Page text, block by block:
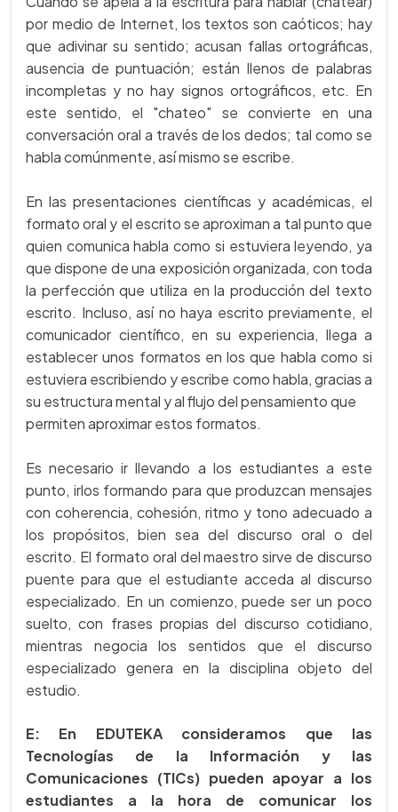
por medio de Internet, los textos son caóticos; hay
que adivinar su sentido; acusan fallas ortográficas,
ausencia de puntuación; están llenos de palabras
incompletas y no hay signos ortográficos, etc. En
este sentido, el "chateo" se convierte en una
conversación oral a través de los dedos; tal como se
habla comúnmente, así mismo se escribe.
En las presentaciones científicas y académicas, el
formato oral y el escrito se aproximan a tal punto que
quien comunica habla como si estuviera leyendo, ya
que dispone de una exposición organizada, con toda
la perfección que utiliza en la producción del texto
escrito. Incluso, así no haya escrito previamente, el
comunicador científico, en su experiencia, llega a
establecer unos formatos en los que habla como si
estuviera escribiendo y escribe como habla, gracias a
su estructura mental y al flujo del pensamiento que
permiten aproximar estos formatos.
Es necesario ir llevando a los estudiantes a este
punto, irlos formando para que produzcan mensajes
con coherencia, cohesión, ritmo y tono adecuado a
los propósitos, bien sea del discurso oral o del
escrito. El formato oral del maestro sirve de discurso
puente para que el estudiante acceda al discurso
especializado. En un comienzo, puede ser un poco
suelto, con frases propias del discurso cotidiano,
mientras negocia los sentidos que el discurso
especializado genera en la disciplina objeto del
estudio.
E: En EDUTEKA consideramos que las
Tecnologías de la Información y las
Comunicaciones (TICs) pueden apoyar a los
estudiantes a la hora de comunicar los